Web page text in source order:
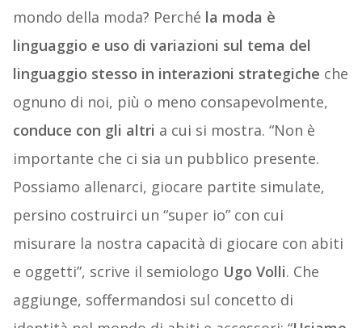
mondo della moda? Perché la moda è
linguaggio e uso di variazioni sul tema del
linguaggio stesso in interazioni strategiche che
ognuno di noi, più o meno consapevolmente,
conduce con gli altri a cui si mostra. “Non è
importante che ci sia un pubblico presente.
Possiamo allenarci, giocare partite simulate,
persino costruirci un “super io” con cui
misurare la nostra capacità di giocare con abiti
e oggetti”, scrive il semiologo Ugo Volli. Che
aggiunge, soffermandosi sul concetto di